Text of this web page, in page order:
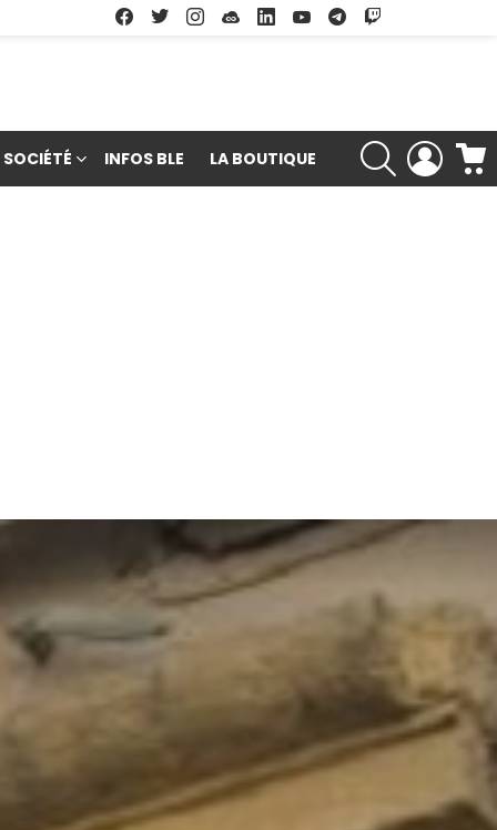
Facebook
TwitterInstagramSoundcloud
LinkedinYoutubeGoogle Play
SOCIÉTÉ INFOS BLE LA BOUTIQUE
RECHERCHE
LOGIN